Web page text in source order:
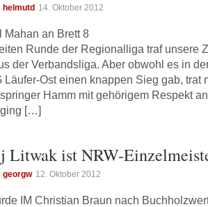
helmutd 14. Oktober 2012
Mahan an Brett 8
Runde der Regionalliga traf unsere
der Verbandsliga. Aber obwohl es in
Läufer-Ost einen knappen Sieg gab, trat
Hamm mit gehörigem Respekt
ging […]
Litwak ist NRW-
georgw 12. Oktober 2012
IM Christian Braun nach